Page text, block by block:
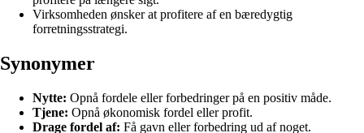
Virksomheden ønsker at profitere af en bæredygtig
forretningsstrategi.
Synonymer
Nytte: Opnå fordele eller forbedringer på en positiv måde.
Tjene: Opnå økonomisk fordel eller profit.
Drage fordel af: Få gavn eller forbedring ud af noget.